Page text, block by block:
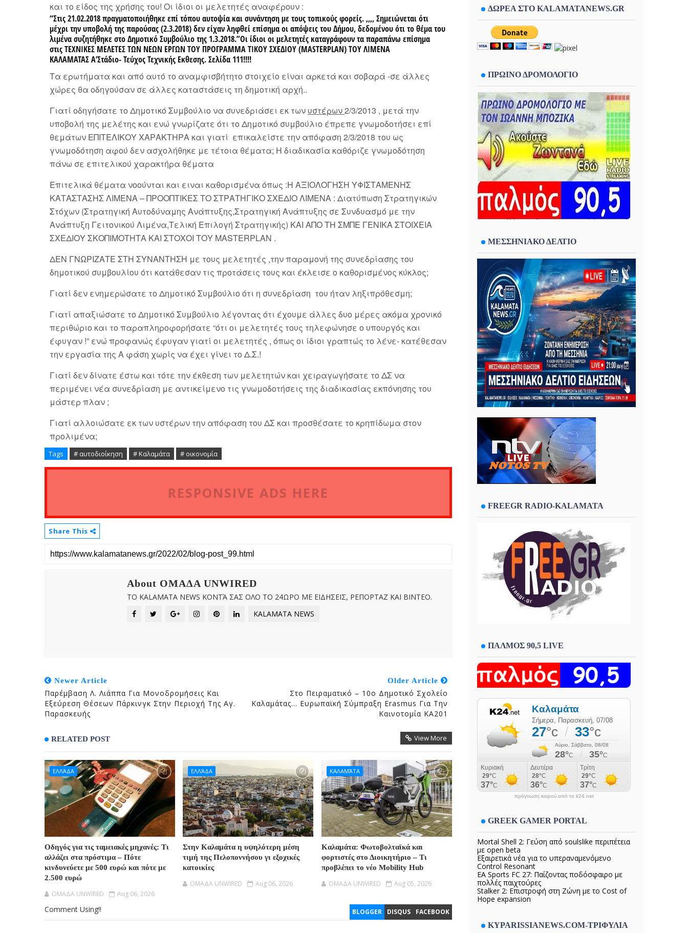
και το είδος της χρήσης του! Οι ίδιοι οι μελετητές αναφέρουν :
“Στις 21.02.2018πραγματοποιήθηκε επί τόπου αυτοψία και συνάντηση με τους τοπικούς φορείς. ,,,, Σημειώνεται ότι
μέχρι την υποβολή της παρούσας (2.3.2018) δεν είχαν ληφθεί επίσημα οι απόψεις του Δήμου, δεδομένου ότι το θέμα του
λιμένα συζητήθηκε στο Δημοτικό Συμβούλιο της 1.3.2018.”Οι ίδιοι οι μελετητές καταγράφουν τα παραπάνω επίσημα
στιςΤΕΧΝΙΚΕΣ ΜΕΛΕΤΕΣ ΤΩΝ ΝΕΩΝ ΕΡΓΩΝ ΤΟΥ ΠΡΟΓΡΑΜΜΑ ΤΙΚΟΥ ΣΧΕΔΙΟΥ(MASTERPLAN)ΤΟΥ ΛΙΜΕΝΑ
ΚΑΛΑΜΑΤΑΣ Α’Στάδιο- Τεύχος Τεχνικής Εκθεσης. Σελίδα 111!!!!
Τα ερωτήματα και από αυτό το αναμφισβήτητο στοιχείο είναι αρκετά και σοβαρά -σε άλλες
χώρες θα οδηγούσαν σε άλλες καταστάσεις τη δημοτική αρχή..
Γιατί οδηγήσατε το Δημοτικό Συμβούλιο να συνεδριάσει εκ των υστέρων2/3/2013 , μετά την
υποβολή της μελέτης και ενώ γνωρίζατε ότι το Δημοτικό συμβούλιο έπρεπε γνωμοδοτήσει επί
θεμάτων ΕΠΙΤΕΛΙΚΟΥ ΧΑΡΑΚΤΗΡΑ και γιατί επικαλείστε την απόφαση 2/3/2018 του ως
γνωμοδότηση αφού δεν ασχολήθηκε με τέτοια θέματα; Η διαδικασία καθόριζε γνωμοδότηση
πάνω σε επιτελικού χαρακτήρα θέματα
Επιτελικά θέματα νοούνται και ειναι καθορισμένα όπως :Η ΑΞΙΟΛΟΓΗΣΗ ΥΦΙΣΤΑΜΕΝΗΣ
ΚΑΤΑΣΤΑΣΗΣ ΛΙΜΕΝΑ – ΠΡΟΟΠΤΙΚΕΣ ΤΟ ΣΤΡΑΤΗΓΙΚΟ ΣΧΕΔΙΟ ΛΙΜΕΝΑ : Διατύπωση Στρατηγικών
Στόχων (Στρατηγική Αυτοδύναμης Ανάπτυξης,Στρατηγική Ανάπτυξης σε Συνδυασμό με την
Ανάπτυξη Γειτονικού Λιμένα,Τελική Επιλογή Στρατηγικής) ΚΑΙ ΑΠΟ ΤΗ ΣΜΠΕ ΓΕΝΙΚΑ ΣΤΟΙΧΕΙΑ
ΣΧΕΔΙΟΥ ΣΚΟΠΙΜΟΤΗΤΑ ΚΑΙ ΣΤΟΧΟΙ ΤΟΥ MASTERPLAN .
ΔΕΝ ΓΝΩΡΙΖΑΤΕ ΣΤΗ ΣΥΝΑΝΤΗΣΗ με τους μελετητές ,την παραμονή της συνεδρίασης του
δημοτικού συμβουλίου ότι κατάθεσαν τις προτάσεις τους και έκλεισε ο καθορισμένος κύκλος;
Γιατί δεν ενημερώσατε το Δημοτικό Συμβούλιο ότι η συνεδρίαση του ήταν ληξιπρόθεσμη;
Γιατί απαξιώσατε το Δημοτικό Συμβούλιο λέγοντας ότι έχουμε άλλες δυο μέρες ακόμα χρονικό
περιθώριο και το παραπληροφορήσατε “ότι οι μελετητές τους τηλεφώνησε ο υπουργός και
έφυγαν !” ενώ προφανώς έφυγαν γιατί οι μελετητές , όπως οι ίδιοι γραπτώς το λένε- κατέθεσαν
την εργασία της Α φάση χωρίς να έχει γίνει το Δ.Σ.!
Γιατί δεν δίνατε έστω και τότε την έκθεση των μελετητών και χειραγωγήσατε το ΔΣνα
περιμένει νέα συνεδρίαση με αντικείμενο τις γνωμοδοτήσεις της διαδικασίας εκπόνησης του
μάστερ πλαν ;
Γιατί αλλοιώσατε εκ των υστέρων την απόφαση του ΔΣ και προσθέσατε το κρηπίδωμα στον
προλιμένα;
Tags # αυτοδιοίκηση # Καλαμάτα # οικονομία
RESPONSIVE ADS HERE
Share This
About OMAΔΑ UNWIRED
ΤΟ KALAMATA NEWS ΚΟΝΤΆ ΣΑΣ ΟΛΟ ΤΟ 24ΩΡΟ ΜΕ ΕΙΔΗΣΕΙΣ, ΡΕΠΟΡΤΑΖ ΚΑΙ ΒΙΝΤΕΟ.
KALAMATA NEWS
Newer Article
Παρέμβαση Λ. Λιάππα Για Μονοδρομήσεις Και
Εξεύρεση Θέσεων Πάρκινγκ Στην Περιοχή Της Αγ.
Παρασκευής
Older Article
Στο Πειραματικό – 10ο Δημοτικό Σχολείο
Καλαμάτας… Ευρωπαϊκή Σύμπραξη Erasmus Για Την
Καινοτομία ΚΑ201
RELATED POST View More
ΕΛΛΆΔΑ
Οδηγός για τις ταμειακές μηχανές: Τι
αλλάζει στα πρόστιμα – Πότε
κινδυνεύετε με 500 ευρώ και πότε με
2.500 ευρώ
OMAΔΑ UNWIRED Aug 06, 2026
ΕΛΛΆΔΑ
Στην Καλαμάτα η υψηλότερη μέση
τιμή της Πελοποννήσου γι εξοχικές
κατοικίες
OMAΔΑ UNWIRED Aug 06, 2026
ΚΑΛΑΜΆΤΑ
Καλαμάτα: Φωτοβολταϊκά και
φορτιστές στο Διοικητήριο – Τι
προβλέπει το νέο Mobility Hub
OMAΔΑ UNWIRED Aug 05, 2026
BLOGGER DISQUS FACEBOOK
Comment Using!!
ΔΩΡΕΑ ΣΤΟ KALAMATANEWS.GR
ΠΡΩΙΝΟ ΔΡΟΜΟΛΟΓΙΟ
ΜΕΣΣΗΝΙΑΚΟ ΔΕΛΤΙΟ
FREEGR RADIO-KALAMATA
ΠΑΛΜΟΣ 90,5 LIVE
πρόγνωση καιρού από το k24.net
GREEK GAMER PORTAL
Mortal Shell 2: Γεύση από soulslike περιπέτεια
με open beta
Εξαιρετικά νέα για το υπεραναμενόμενο
Control Resonant
EA Sports FC 27: Παίζοντας ποδόσφαιρο με
πολλές παιχτούρες
Stalker 2: Επιστροφή στη Ζώνη με το Cost of
Hope expansion
KYPARISSIANEWS.COM-ΤΡΙΦΥΛΙΑ